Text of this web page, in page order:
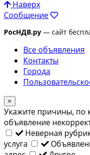
Наверх
Сообщение
РосНДВ.ру — сайт
Все объявления
Контакты
Города
×
Укажите причины, по
объявление
Неверная
услуга